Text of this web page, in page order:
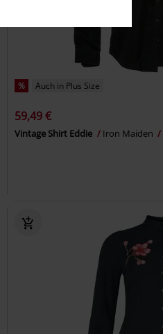
% Auch in Plus Size
59,49 €
Vintage Shirt Eddie Iron Maiden